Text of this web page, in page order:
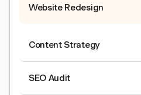
Website Redesign
Content Strategy
SEO Audit